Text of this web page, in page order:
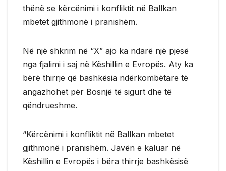
thënë se kërcënimi i konfliktit në Ballkan
mbetet gjithmonë i pranishëm.
Në një shkrim në “X” ajo ka ndarë një pjesë
nga fjalimi i saj në Këshillin e Evropës. Aty ka
bërë thirrje që bashkësia ndërkombëtare të
angazhohet për Bosnjë të sigurt dhe të
qëndrueshme.
“Kërcënimi i konfliktit në Ballkan mbetet
gjithmonë i pranishëm. Javën e kaluar në
Këshillin e Evropës i bëra thirrje bashkësisë